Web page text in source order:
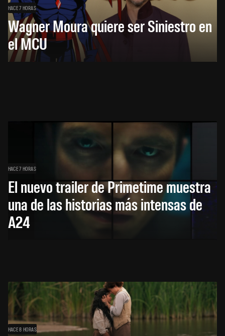
HACE 7 HORAS
Wagner Moura quiere ser Siniestro en
el MCU
HACE 7 HORAS
El nuevo trailer de Primetime muestra
una de las historias más intensas de
A24
HACE 8 HORAS